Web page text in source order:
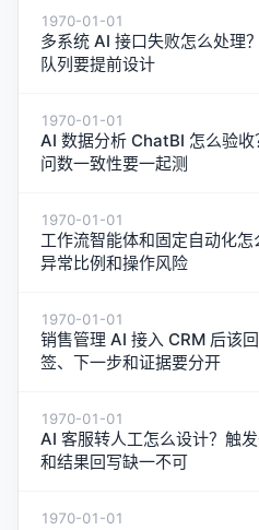
1970-01-01
多系统 AI 接口失败怎么处理
队列要提前设计
1970-01-01
AI 数据分析 ChatBI 怎么验
问数一致性要一起测
1970-01-01
工作流智能体和固定自动化怎
异常比例和操作风险
1970-01-01
销售管理 AI 接入 CRM 后该
签、下一步和证据要分开
1970-01-01
AI 客服转人工怎么设计？触
和结果回写缺一不可
1970-01-01